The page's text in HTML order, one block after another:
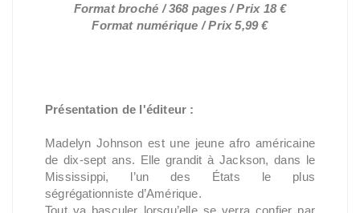
Format broché / 368 pages / Prix 18 €
Format numérique / Prix 5,99 €
Présentation de l'éditeur :
Madelyn Johnson est une jeune afro américaine
de dix-sept ans. Elle grandit à Jackson, dans le
Mississippi, l’un des États le plus
ségrégationniste d’Amérique.
Tout va basculer lorsqu’elle se verra confier par